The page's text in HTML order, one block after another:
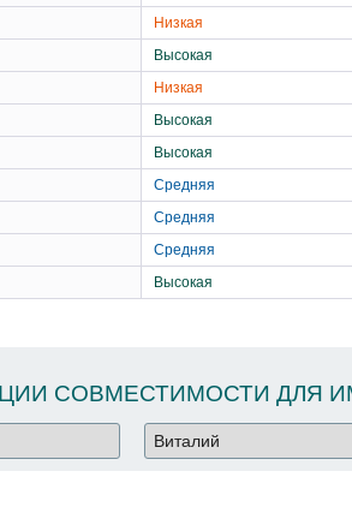
Низкая
Высокая
Низкая
Высокая
Высокая
Средняя
Средняя
Средняя
Высокая
СОВМЕСТИМОСТИ ДЛЯ